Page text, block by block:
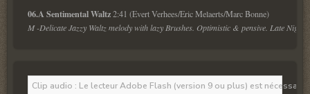
06.A Sentimental Waltz
2:41 (Evert Verhees/Eric Melaerts/Marc Bonne)
M -Delicate Jazzy Waltz melody with lazy Brushes. Optimistic & pensive. Late
Clip audio : Le lecteur Adobe Flash (version 9 ou plus) est